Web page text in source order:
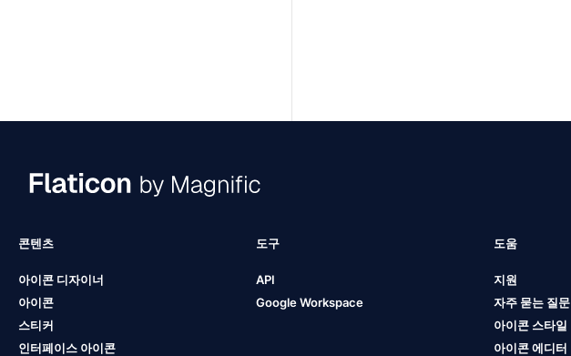
콘텐츠
아이콘 디자이너
아이콘
스티커
인터페이스 아이콘
도구
API
Google Workspace
도움
지원
자주 묻는 질문
아이콘 스타일
아이콘 에디터